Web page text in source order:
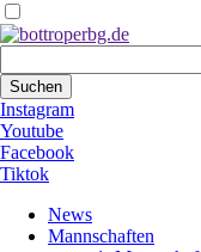
Suchen
Instagram
Youtube
Facebook
Tiktok
überspringen
News
Mannschaften